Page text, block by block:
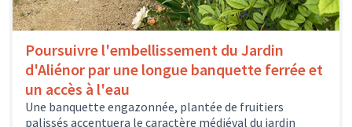
Poursuivre l'embellissement du Jardin
d'Aliénor par une longue banquette ferrée et
un accès à l'eau
Une banquette engazonnée, plantée de fruitiers
palissés accentuera le caractère médiéval du jardin